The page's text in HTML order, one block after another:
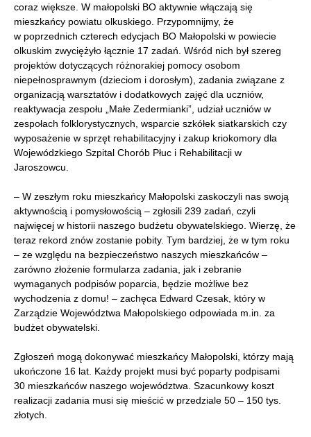
coraz większe. W małopolski BO aktywnie włączają się
mieszkańcy powiatu olkuskiego. Przypomnijmy, że
w poprzednich czterech edycjach BO Małopolski w powiecie
olkuskim zwyciężyło łącznie 17 zadań. Wśród nich był szereg
projektów dotyczących różnorakiej pomocy osobom
niepełnosprawnym (dzieciom i dorosłym), zadania związane z
organizacją warsztatów i dodatkowych zajęć dla uczniów,
reaktywacja zespołu „Małe Zedermianki”, udział uczniów w
zespołach folklorystycznych, wsparcie szkółek siatkarskich czy
wyposażenie w sprzęt rehabilitacyjny i zakup kriokomory dla
Wojewódzkiego Szpital Chorób Płuc i Rehabilitacji w
Jaroszowcu.
– W zeszłym roku mieszkańcy Małopolski zaskoczyli nas swoją
aktywnością i pomysłowością – zgłosili 239 zadań, czyli
najwięcej w historii naszego budżetu obywatelskiego. Wierzę, że
teraz rekord znów zostanie pobity. Tym bardziej, że w tym roku
– ze względu na bezpieczeństwo naszych mieszkańców –
zarówno złożenie formularza zadania, jak i zebranie
wymaganych podpisów poparcia, będzie możliwe bez
wychodzenia z domu! – zachęca Edward Czesak, który w
Zarządzie Województwa Małopolskiego odpowiada m.in. za
budżet obywatelski.
Zgłoszeń mogą dokonywać mieszkańcy Małopolski, którzy mają
ukończone 16 lat. Każdy projekt musi być poparty podpisami
30 mieszkańców naszego województwa. Szacunkowy koszt
realizacji zadania musi się mieścić w przedziale 50 – 150 tys.
złotych.